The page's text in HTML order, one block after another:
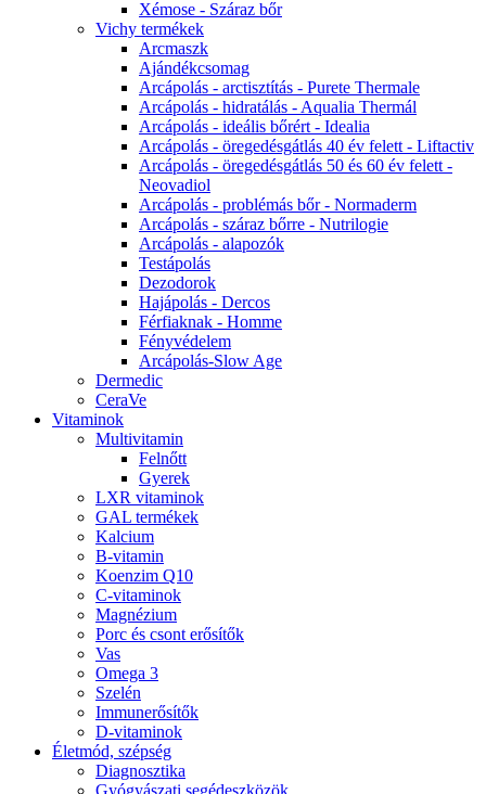
Xémose - Száraz bőr
Vichy termékek
Arcmaszk
Ajándékcsomag
Arcápolás - arctisztítás - Purete Thermale
Arcápolás - hidratálás - Aqualia Thermál
Arcápolás - ideális bőrért - Idealia
Arcápolás - öregedésgátlás 40 év felett - Liftactiv
Arcápolás - öregedésgátlás 50 és 60 év felett -
Neovadiol
Arcápolás - problémás bőr - Normaderm
Arcápolás - száraz bőrre - Nutrilogie
Arcápolás - alapozók
Testápolás
Dezodorok
Hajápolás - Dercos
Férfiaknak - Homme
Fényvédelem
Arcápolás-Slow Age
Dermedic
CeraVe
Vitaminok
Multivitamin
Felnőtt
Gyerek
LXR vitaminok
GAL termékek
Kalcium
B-vitamin
Koenzim Q10
C-vitaminok
Magnézium
Porc és csont erősítők
Vas
Omega 3
Szelén
Immunerősítők
D-vitaminok
Életmód, szépség
Diagnosztika
Gyógyászati segédeszközök